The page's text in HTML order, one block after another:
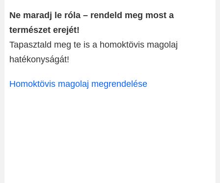
Ne maradj le róla – rendeld meg most a
természet erejét!
Tapasztald meg te is a homoktövis magolaj
hatékonyságát!
Homoktövis magolaj megrendelése